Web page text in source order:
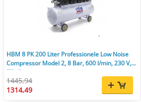
HBM 8 PK 200 Liter Professionele Low Noise
Compressor Model 2, 8 Bar, 600 l/min, 230 V,
77 dB
1445,94
1314,49